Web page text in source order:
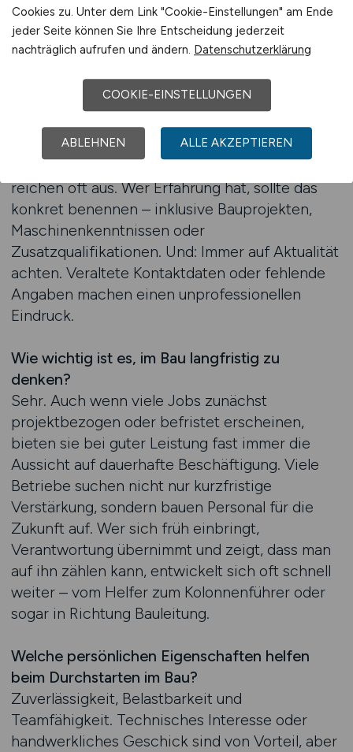
Wie sehen überzeugende Bewerbungen aus?
Sie sind klar, vollständig und ehrlich. In der
Baubranche zählen kein Marketing-Sprech und
keine komplizierten Formulierungen, sondern
ein authentisches Auftreten. Ein übersichtlicher
Lebenslauf, eine kurze Vorstellung der eigenen
Stärken und die klare Angabe zur Verfügbarkeit
reichen oft aus. Wer Erfahrung hat, sollte das
konkret benennen – inklusive Bauprojekten,
Maschinenkenntnissen oder
Zusatzqualifikationen. Und: Immer auf Aktualität
achten. Veraltete Kontaktdaten oder fehlende
Angaben machen einen unprofessionellen
Eindruck.
Wie wichtig ist es, im Bau langfristig zu
denken?
Sehr. Auch wenn viele Jobs zunächst
projektbezogen oder befristet erscheinen,
bieten sie bei guter Leistung fast immer die
Aussicht auf dauerhafte Beschäftigung. Viele
Betriebe suchen nicht nur kurzfristige
Verstärkung, sondern bauen Personal für die
Zukunft auf. Wer sich früh einbringt,
Verantwortung übernimmt und zeigt, dass man
auf ihn zählen kann, entwickelt sich oft schnell
weiter – vom Helfer zum Kolonnenführer oder
sogar in Richtung Bauleitung.
Welche persönlichen Eigenschaften helfen
beim Durchstarten im Bau?
Zuverlässigkeit, Belastbarkeit und
Teamfähigkeit. Technisches Interesse oder
handwerkliches Geschick sind von Vorteil, aber
Cookies zu. Unter dem Link "Cookie-Einstellungen" am Ende
jeder Seite können Sie Ihre Entscheidung jederzeit
nachträglich aufrufen und ändern. Datenschutzerklärung
COOKIE-EINSTELLUNGEN
ABLEHNEN ALLE AKZEPTIEREN